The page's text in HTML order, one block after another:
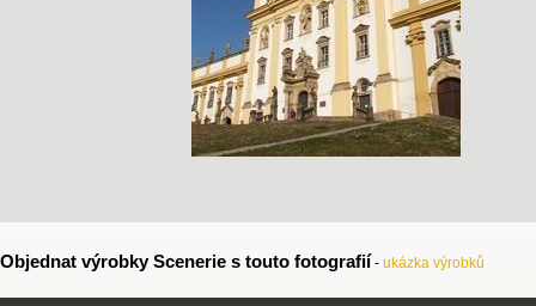
Objednat výrobky Scenerie s touto fotografií - ukázka výrobků